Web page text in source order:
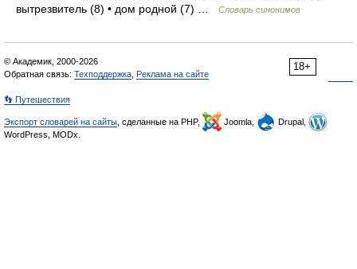
вытрезвитель (8) • дом родной (7) …
Словарь синонимов
18+
© Академик, 2000-2026
Обратная связь: Техподдержка Реклама на сайте
👣 Путешествия
Экспорт словарей на сайты , сделанные на PHP, Joomla,
Drupal,
WordPress, MODx.